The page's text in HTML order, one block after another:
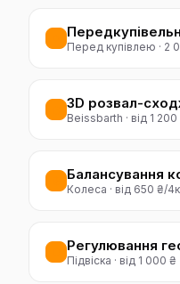
Перед купівлею · 2
3D розвал-
Beissbarth · від 1 200
Балансування
Колеса · від 650 ₴/4к
Регулювання
Підвіска · від 1 000 ₴